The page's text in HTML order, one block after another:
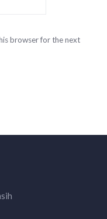
browser for the next